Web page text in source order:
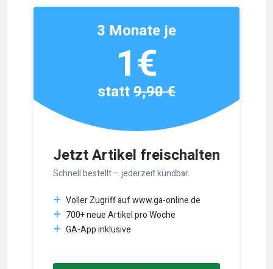
Jetzt Artikel freischalten
Schnell bestellt – jederzeit kündbar.
Voller Zugriff auf www.ga-online.de
700+ neue Artikel pro Woche
GA-App inklusive
3 Monate je
1€
statt9,90 €